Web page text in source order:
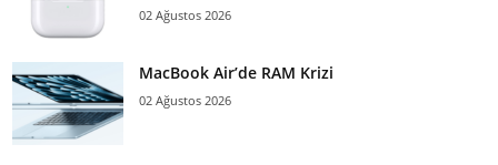
02 Ağustos 2026
MacBook Air’de RAM Krizi
02 Ağustos 2026